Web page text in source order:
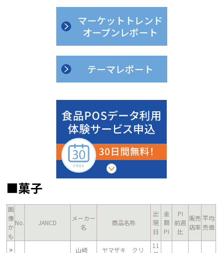
マーケットトレンド
オープンレポート
テーマレポート
■菓子
画
像
か
も
No. JANCD
メーカー
名
商品名称
出
現
日
金
額
PI
PI
前週
比
販売
店率
平均
売価
山崎
ヤマザキ クリ
11